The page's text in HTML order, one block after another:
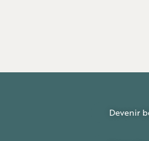
Devenir